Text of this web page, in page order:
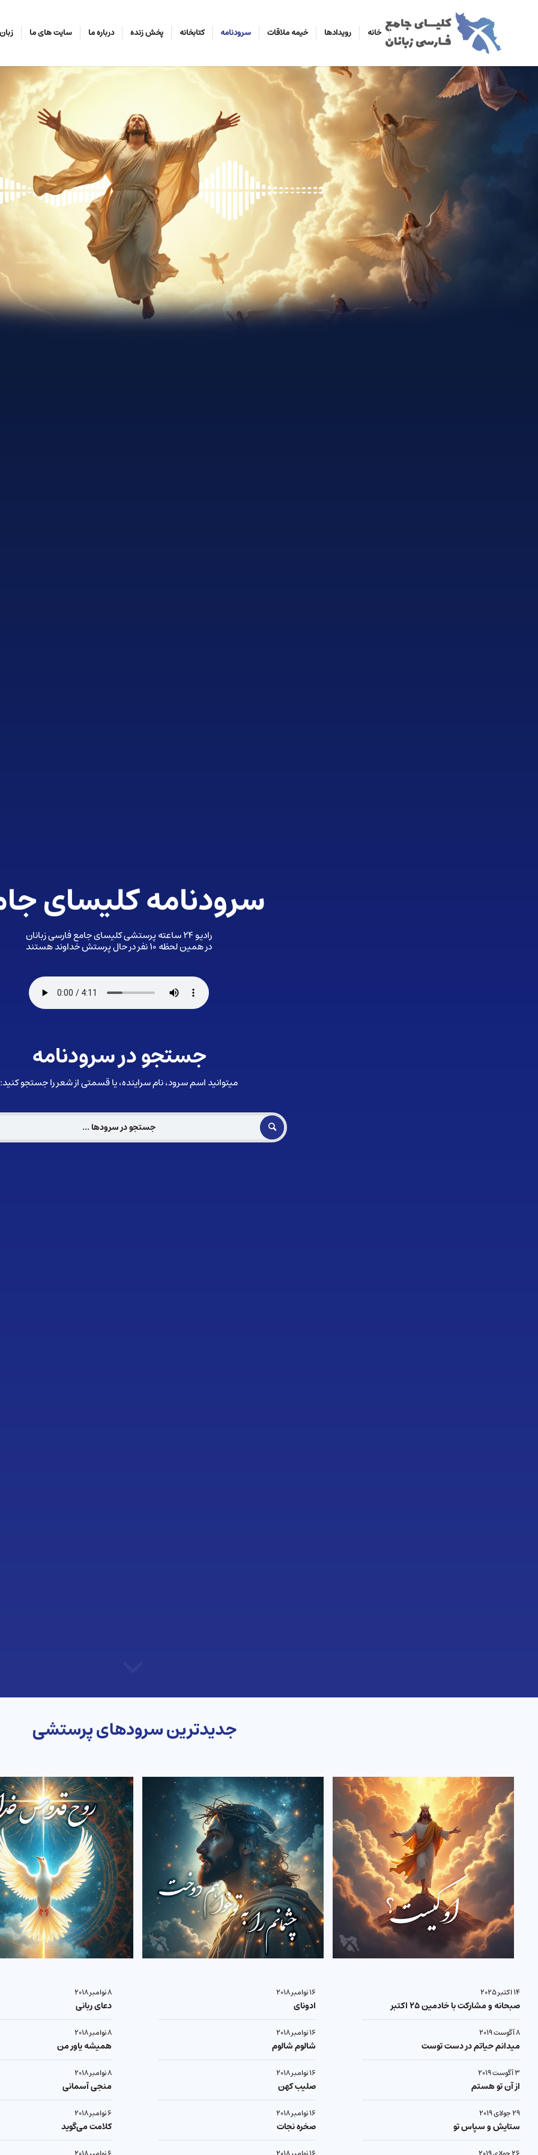
خانه رویدادها خیمه ملاقات سرودنامه کتابخانه پخش زنده درباره ما سایت های ما
سرودنامه کلیسای
رادیو ۲۴ ساعته پرستشی کلیسای جامع فارسی زبانان
در همین لحظه ۱۰ نفر در حال پرستش خداوند هستند
جستجو در سرودنامه
میتوانید اسم سرود، نام سراینده، یا قسمتی از شعر را جستجو کنید:
جدیدترین سرودهای پرستشی
۱۴ اکتبر ۲۰۲۵
صبحانه و مشارکت با خادمین ۲۵ اکتبر
۸ آگوست ۲۰۱۹
میدانم حیاتم در دست توست
۳ آگوست ۲۰۱۹
از آن تو هستم
۲۹ جولای ۲۰۱۹
ستایش و سپاس تو
۱۶ نوامبر ۲۰۱۸
ادونای
۱۶ نوامبر ۲۰۱۸
شالوم شالوم
۱۶ نوامبر ۲۰۱۸
صليب کهن
۱۶ نوامبر ۲۰۱۸
صخره نجات
۸ نوامبر ۲۰۱۸
دعای ربانی
۸ نوامبر ۲۰۱۸
همیشه یاور من
۸ نوامبر ۲۰۱۸
منجی آسمانی
۶ نوامبر ۲۰۱۸
کلامت می‌گوید